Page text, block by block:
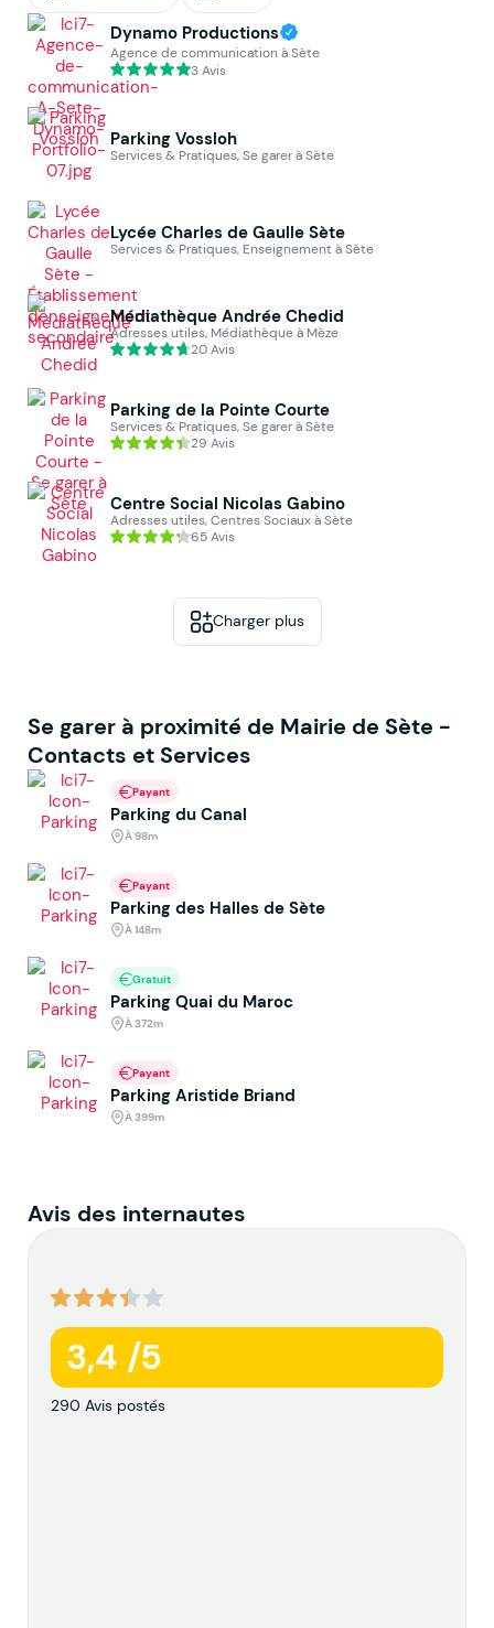
Dynamo Productions
Agence de communication à Sète
3 Avis
Parking Vossloh
Services & Pratiques, Se garer à Sète
Lycée Charles de Gaulle Sète
Services & Pratiques, Enseignement à Sète
Médiathèque Andrée Chedid
Adresses utiles, Médiathèque à Mèze
20 Avis
Parking de la Pointe Courte
Services & Pratiques, Se garer à Sète
29 Avis
Centre Social Nicolas Gabino
Adresses utiles, Centres Sociaux à Sète
65 Avis
Charger plus
Se garer à proximité de Mairie de Sète -
Contacts et Services
Payant
Parking du Canal
À 98m
Payant
Parking des Halles de Sète
À 148m
Gratuit
Parking Quai du Maroc
À 372m
Payant
Parking Aristide Briand
À 399m
Avis des internautes
3,4 /5
290 Avis postés